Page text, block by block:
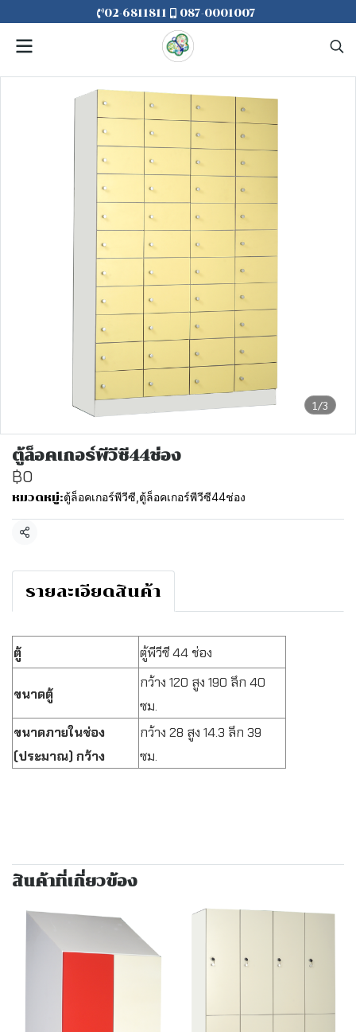
02-6811811 087-0001007
1/3
ตู้ล็อคเกอร์พีวีซี44ช่อง
฿0
หมวดหมู่:ตู้ล็อคเกอร์พีวีซี ตู้ล็อคเกอร์พีวีซี44ช่อง
แชร์
รายละเอียดสินค้า
ตู้ ตู้พีวีซี 44 ช่อง
ขนาดตู้
กว้าง 120 สูง 190 ลึก 40
ซม.
ขนาดภายในช่อง
(ประมาณ) กว้าง
กว้าง 28 สูง 14.3 ลึก 39
ซม.
สินค้าที่เกี่ยวข้อง